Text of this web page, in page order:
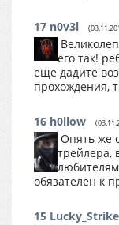
17 n0v3l
его так!
еще дадите
прохождения,
16 h0llow
Опять же
обязателен к
15 Lucky_Strike